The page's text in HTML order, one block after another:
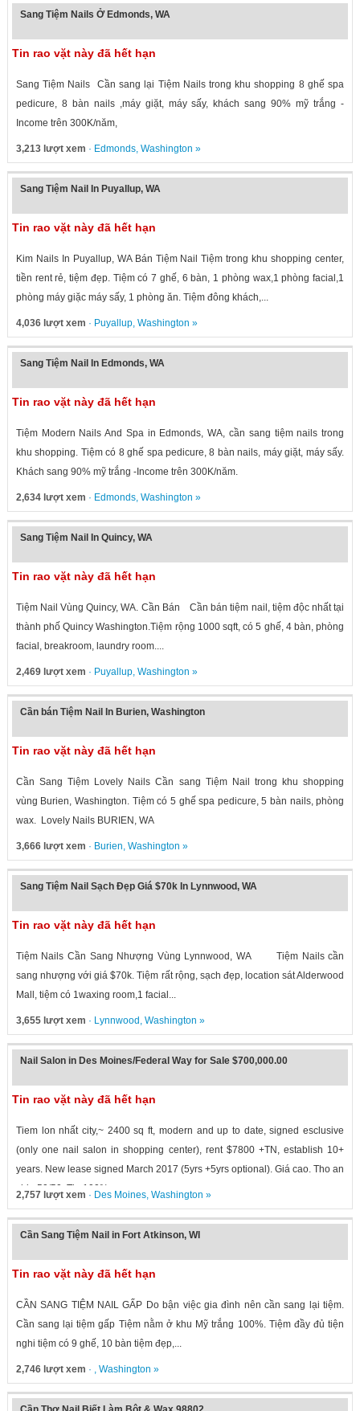
Sang Tiệm Nails Ở Edmonds, WA
Tin rao vặt này đã hết hạn
Sang Tiệm Nails Cần sang lại Tiệm Nails trong khu shopping 8 ghế spa
pedicure, 8 bàn nails ,máy giặt, máy sấy, khách sang 90% mỹ trắng -
Income trên 300K/năm,
3,213 lượt xem · Edmonds, Washington »
Sang Tiệm Nail In Puyallup, WA
Tin rao vặt này đã hết hạn
Kim Nails In Puyallup, WA Bán Tiệm Nail Tiệm trong khu shopping center,
tiền rent rẻ, tiệm đẹp. Tiệm có 7 ghế, 6 bàn, 1 phòng wax,1 phòng facial,1
phòng máy giặc máy sấy, 1 phòng ăn. Tiệm đông khách,...
4,036 lượt xem · Puyallup, Washington »
Sang Tiệm Nail In Edmonds, WA
Tin rao vặt này đã hết hạn
Tiệm Modern Nails And Spa in Edmonds, WA, cần sang tiệm nails trong
khu shopping. Tiệm có 8 ghế spa pedicure, 8 bàn nails, máy giặt, máy sấy.
Khách sang 90% mỹ trắng -Income trên 300K/năm.
2,634 lượt xem · Edmonds, Washington »
Sang Tiệm Nail In Quincy, WA
Tin rao vặt này đã hết hạn
Tiệm Nail Vùng Quincy, WA. Cần Bán Cần bán tiệm nail, tiệm độc nhất tại
thành phố Quincy Washington.Tiệm rộng 1000 sqft, có 5 ghế, 4 bàn, phòng
facial, breakroom, laundry room....
2,469 lượt xem · Puyallup, Washington »
Cần bán Tiệm Nail In Burien, Washington
Tin rao vặt này đã hết hạn
Cần Sang Tiệm Lovely Nails Cần sang Tiệm Nail trong khu shopping
vùng Burien, Washington. Tiệm có 5 ghế spa pedicure, 5 bàn nails, phòng
wax. Lovely Nails BURIEN, WA
3,666 lượt xem · Burien, Washington »
Sang Tiệm Nail Sạch Đẹp Giá $70k In Lynnwood, WA
Tin rao vặt này đã hết hạn
Tiệm Nails Cần Sang Nhượng Vùng Lynnwood, WA Tiệm Nails cần
sang nhượng với giá $70k. Tiệm rất rộng, sạch đẹp, location sát Alderwood
Mall, tiệm có 1waxing room,1 facial...
3,655 lượt xem · Lynnwood , Washington »
Nail Salon in Des Moines/Federal Way for Sale $700,000.00
Tin rao vặt này đã hết hạn
Tiem lon nhất city,~ 2400 sq ft, modern and up to date, signed esclusive
(only one nail salon in shopping center), rent $7800 +TN, establish 10+
years. New lease signed March 2017 (5yrs +5yrs optional). Giá cao. Tho an
chia 50/50. Tip 100%...
2,757 lượt xem · Des Moines, Washington »
Cần Sang Tiệm Nail in Fort Atkinson, WI
Tin rao vặt này đã hết hạn
CẦN SANG TIỆM NAIL GẤP Do bận việc gia đình nên cần sang lại tiệm.
Cần sang lại tiệm gấp Tiệm nằm ở khu Mỹ trắng 100%. Tiệm đầy đủ tiện
nghi tiệm có 9 ghế, 10 bàn tiệm đẹp,...
2,746 lượt xem · , Washington »